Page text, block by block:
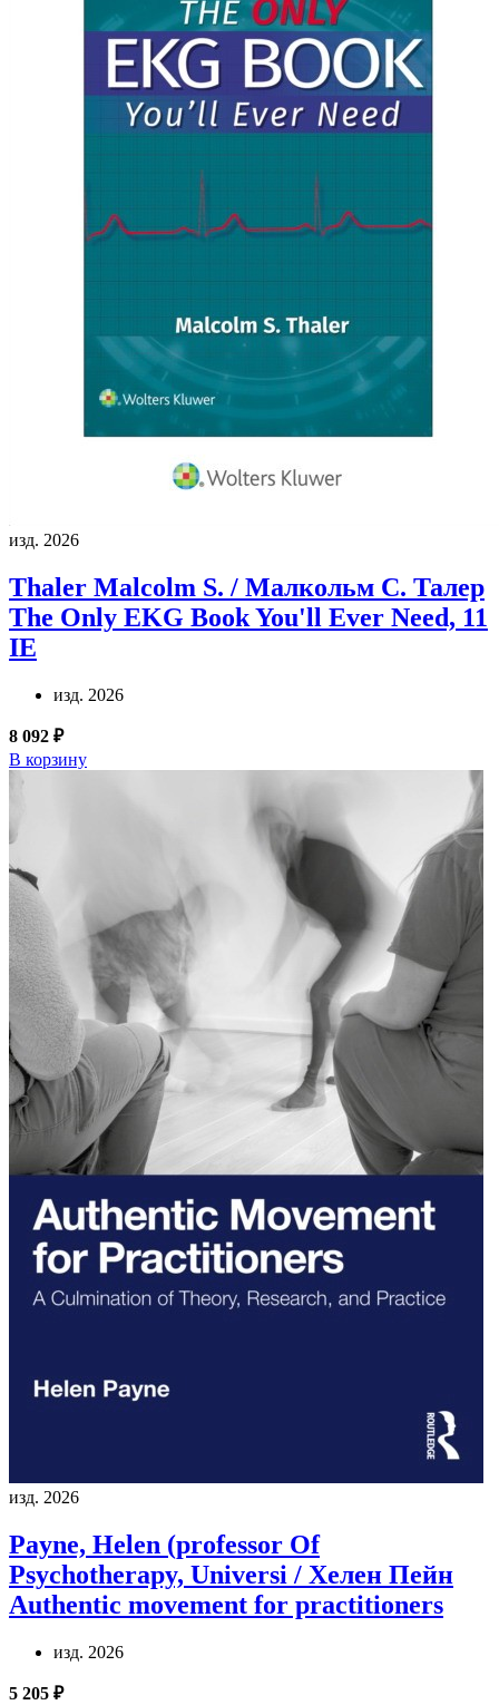
изд. 2026
Thaler Malcolm S. / Малкольм С. Талер
The Only EKG Book You'll Ever Need, 11
IE
изд. 2026
8 092 ₽
В корзину
изд. 2026
Payne, Helen (professor Of
Psychotherapy, Universi / Хелен Пейн
Authentic movement for practitioners
изд. 2026
5 205 ₽